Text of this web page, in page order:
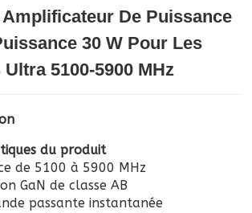
De Puissance
30 W Pour Les
5100-5900 MHz
du produit
de 5100 à 5900 MHz
GaN de classe AB
passante instantanée